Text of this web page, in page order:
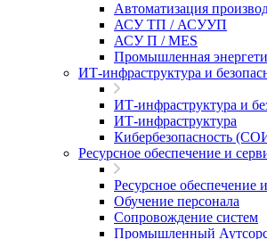
Автоматизация
АСУ ТП / АСУУП
АСУ П / MES
Промышленная
ИТ-инфраструктура и
ИТ-инфраструктура и
ИТ-инфраструктура
Кибербезопасность
Ресурсное обеспечение и
Ресурсное обеспечение
Обучение персонала
Сопровождение систем
Промышленный